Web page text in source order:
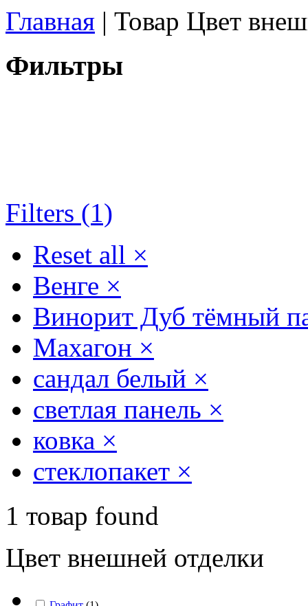
Главная | Товар Цвет
Фильтры
Filters (1)
Reset all ×
Венге ×
Винорит Дуб тёмный
Махагон ×
сандал белый ×
светлая панель ×
ковка ×
стеклопакет ×
1 товар found
Цвет внешней отделки